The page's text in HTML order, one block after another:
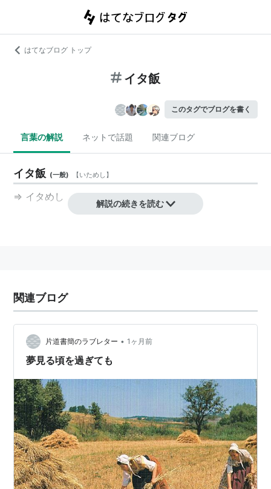
はてなブログ トップ
イタ飯
このタグでブログを書く
言葉の解説 ネットで話題 関連ブログ
イタ飯 (一般) 【いためし 】
⇒ イタめし
解説の続きを読む
関連ブログ
片道書簡のラブレター • 1ヶ月前
夢見る頃を過ぎても